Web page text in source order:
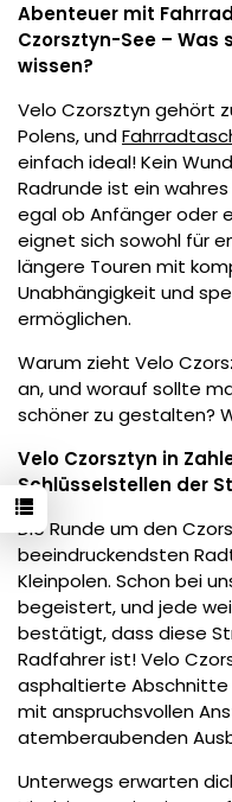
Abenteuer mit
Czorsztyn-See –
wissen?
Velo Czorsztyn gehört
Polens, und
einfach ideal! Kein
Radrunde ist ein
egal ob Anfänger oder
eignet sich sowohl für
längere Touren mit
Unabhängigkeit und
ermöglichen.
Warum zieht Velo
an, und worauf sollte
schöner zu gestalten?
Velo Czorsztyn in
Schlüsselstellen der
Die Runde um den
beeindruckendsten
Kleinpolen. Schon bei
begeistert, und jede
bestätigt, dass diese
Radfahrer ist! Velo
asphaltierte
mit anspruchsvollen
atemberaubenden
Unterwegs erwarten